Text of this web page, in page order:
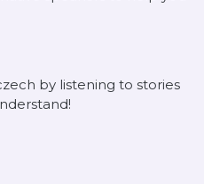
by listening to stories